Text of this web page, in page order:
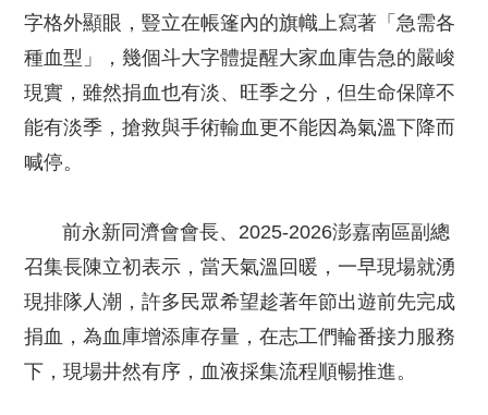
字格外顯眼，豎立在帳篷內的旗幟上寫著「急需各
種血型」，幾個斗大字體提醒大家血庫告急的嚴峻
現實，雖然捐血也有淡、旺季之分，但生命保障不
能有淡季，搶救與手術輸血更不能因為氣溫下降而
喊停。
前永新同濟會會長、2025-2026澎嘉南區副總
召集長陳立初表示，當天氣溫回暖，一早現場就湧
現排隊人潮，許多民眾希望趁著年節出遊前先完成
捐血，為血庫增添庫存量，在志工們輪番接力服務
下，現場井然有序，血液採集流程順暢推進。